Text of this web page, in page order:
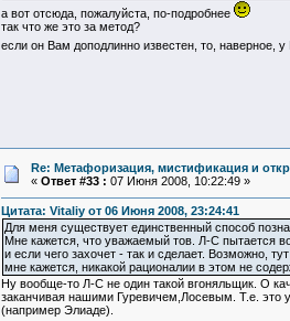
а вот отсюда, пожалуйста, по-подробнее
так что же это за метод?
если он Вам доподлинно известен, то, наверное,
Re: Метафоризация, мистификация и
« Ответ #33 : 07 Июня 2008, 10:22:49 »
Цитата: Vitaliy от 06 Июня 2008, 23:24:41
Для меня существует единственный способ
Мне кажется, что уважаемый тов. Л-С пытается
и если чего захочет - так и сделает. Возможно,
мне кажется, никакой рационалии в этом не
Ну вообще-то Л-С не один такой вгоняльщик. О
заканчивая нашими Гуревичем,Лосевым. Т.е. это
(например Элиаде).